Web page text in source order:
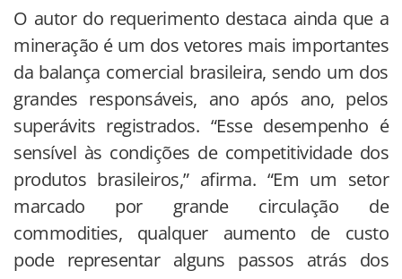
O autor do requerimento destaca ainda que a
mineração é um dos vetores mais importantes
da balança comercial brasileira, sendo um dos
grandes responsáveis, ano após ano, pelos
superávits registrados. “Esse desempenho é
sensível às condições de competitividade dos
produtos brasileiros,” afirma. “Em um setor
marcado por grande circulação de
commodities, qualquer aumento de custo
pode representar alguns passos atrás dos